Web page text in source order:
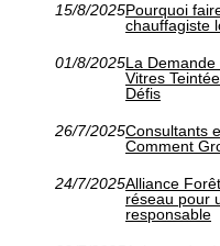
15/8/2025Pourquoi
chauffagiste
01/8/2025La
Vitres
Défis
26/7/2025Consultants
Comment
24/7/2025Alliance
réseau pour
responsable